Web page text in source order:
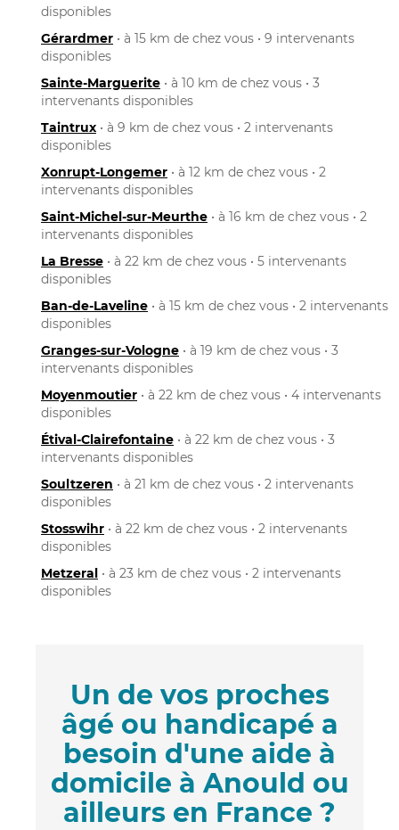
disponibles
Gérardmer • à 15 km de chez vous • 9 intervenants
disponibles
Sainte-Marguerite • à 10 km de chez vous • 3
intervenants disponibles
Taintrux • à 9 km de chez vous • 2 intervenants
disponibles
Xonrupt-Longemer • à 12 km de chez vous • 2
intervenants disponibles
Saint-Michel-sur-Meurthe • à 16 km de chez vous • 2
intervenants disponibles
La Bresse • à 22 km de chez vous • 5 intervenants
disponibles
Ban-de-Laveline • à 15 km de chez vous • 2 intervenants
disponibles
Granges-sur-Vologne • à 19 km de chez vous • 3
intervenants disponibles
Moyenmoutier • à 22 km de chez vous • 4 intervenants
disponibles
Étival-Clairefontaine • à 22 km de chez vous • 3
intervenants disponibles
Soultzeren • à 21 km de chez vous • 2 intervenants
disponibles
Stosswihr • à 22 km de chez vous • 2 intervenants
disponibles
Metzeral • à 23 km de chez vous • 2 intervenants
disponibles
Un de vos proches
âgé ou handicapé a
besoin d'une aide à
domicile à Anould ou
ailleurs en France ?